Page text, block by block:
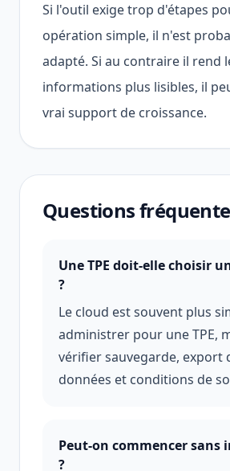
Si l'outil exige trop d'étapes
opération simple, il n'est
adapté. Si au contraire il rend
informations plus lisibles, il
vrai support de croissance.
Questions
Une TPE doit-elle choisir
?
Le cloud est souvent plus
administrer pour une TPE,
vérifier sauvegarde, export
données et conditions de
Peut-on commencer sans
?